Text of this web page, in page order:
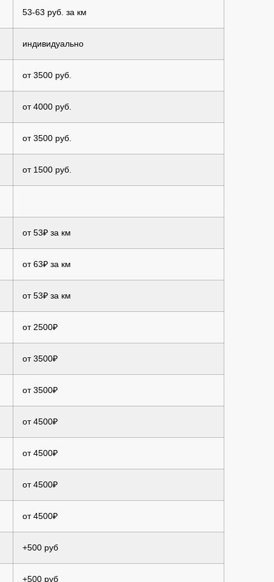
53-63 руб. за км
индивидуально
от 3500 руб.
от 4000 руб.
от 3500 руб.
от 1500 руб.
от 53₽ за км
от 63₽ за км
от 53₽ за км
от 2500₽
от 3500₽
от 3500₽
от 4500₽
от 4500₽
от 4500₽
от 4500₽
+500 руб
+500 руб